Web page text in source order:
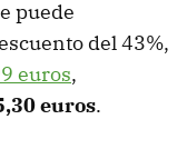
puede
del 43%,
euros,
euros.